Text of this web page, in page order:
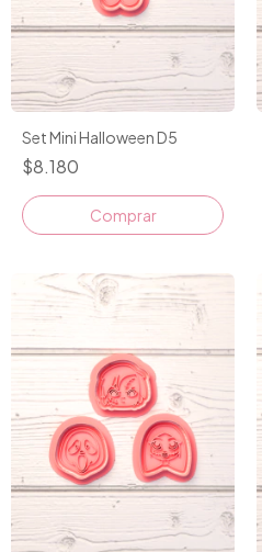
Set Mini Halloween D5
$8.180